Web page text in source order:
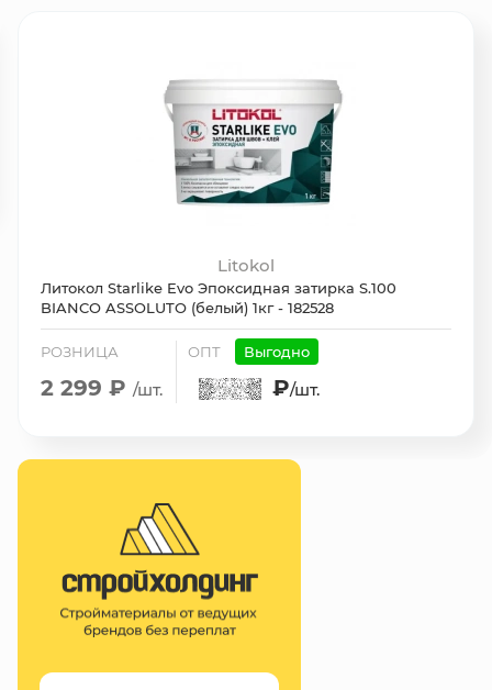
Litokol
Литокол Starlike Evo Эпоксидная затирка S.100
BIANCO ASSOLUTO (белый) 1кг - 182528
РОЗНИЦА
2 299 ₽ /шт.
ОПТ Выгодно
₽/шт.